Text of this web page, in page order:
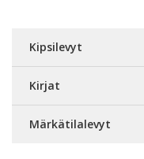
Kipsilevyt
Kirjat
Märkätilalevyt